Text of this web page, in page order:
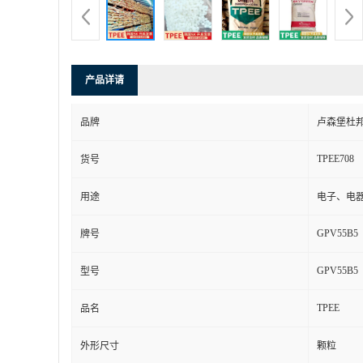
产品详请
品牌 卢森堡杜
货号 TPEE708
用途 电子、电
牌号 GPV55B5
型号 GPV55B5
品名 TPEE
外形尺寸 颗粒